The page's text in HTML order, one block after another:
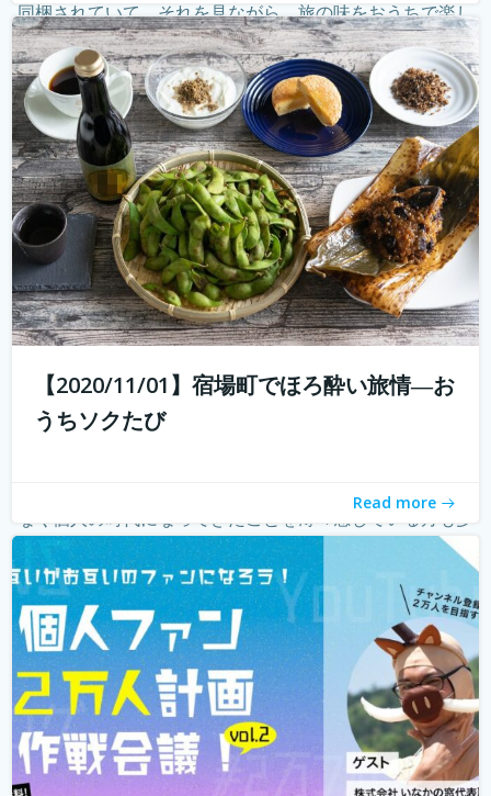
同梱されていて、それを見ながら、旅の味をおうちで楽し
む。そしてオンラインでつないで、旅のナビゲーターから
現地案内。 その11月1日開催...続きを読む
【2020/11/01】宿場町でほろ酔い旅情―お
うちソクたび
Read more
youtuberやインスタグラマーという職業が現れ、組織では
なく個人の時代になってきたことを薄々感じている方も多
いのではないでしょうか？ 企業はどんどんAIに仕事を奪わ
れ、個人がいかに自...続きを読む